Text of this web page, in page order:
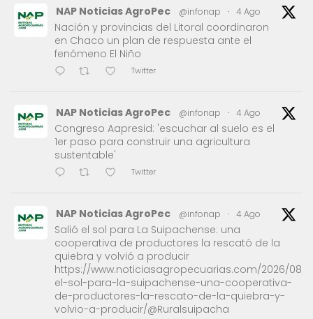
NAP Noticias AgroPec @infonap · 4 Ago
Nación y provincias del Litoral coordinaron
en Chaco un plan de respuesta ante el
fenómeno El Niño
Twitter
NAP Noticias AgroPec @infonap · 4 Ago
Congreso Aapresid: 'escuchar al suelo es el
1er paso para construir una agricultura
sustentable'
Twitter
NAP Noticias AgroPec @infonap · 4 Ago
Salió el sol para La Suipachense: una
cooperativa de productores la rescató de la
quiebra y volvió a producir
https://www.noticiasagropecuarias.com/2026/08/
el-sol-para-la-suipachense-una-cooperativa-
de-productores-la-rescato-de-la-quiebra-y-
volvio-a-producir/@Ruralsuipacha